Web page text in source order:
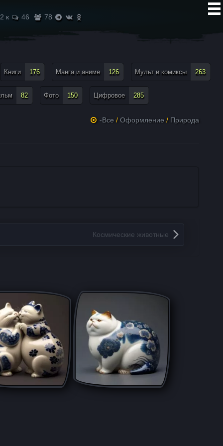
2 к 46 78
Книги 176 Манга и аниме 126 Мульт и комиксы 263
82 Фото 150 Цифровое 285
-Все / Оформление / Природа
Космические животные